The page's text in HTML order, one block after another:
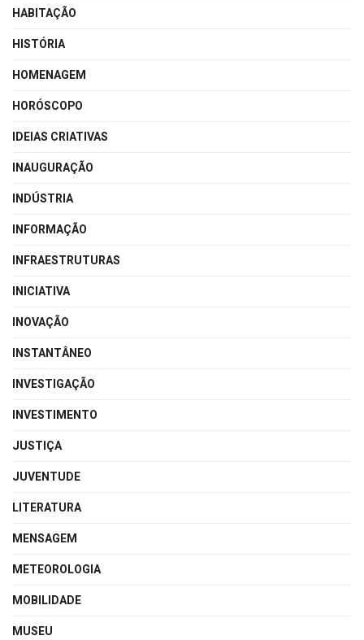
HABITAÇÃO
HISTÓRIA
HOMENAGEM
HORÓSCOPO
IDEIAS CRIATIVAS
INAUGURAÇÃO
INDÚSTRIA
INFORMAÇÃO
INFRAESTRUTURAS
INICIATIVA
INOVAÇÃO
INSTANTÂNEO
INVESTIGAÇÃO
INVESTIMENTO
JUSTIÇA
JUVENTUDE
LITERATURA
MENSAGEM
METEOROLOGIA
MOBILIDADE
MUSEU